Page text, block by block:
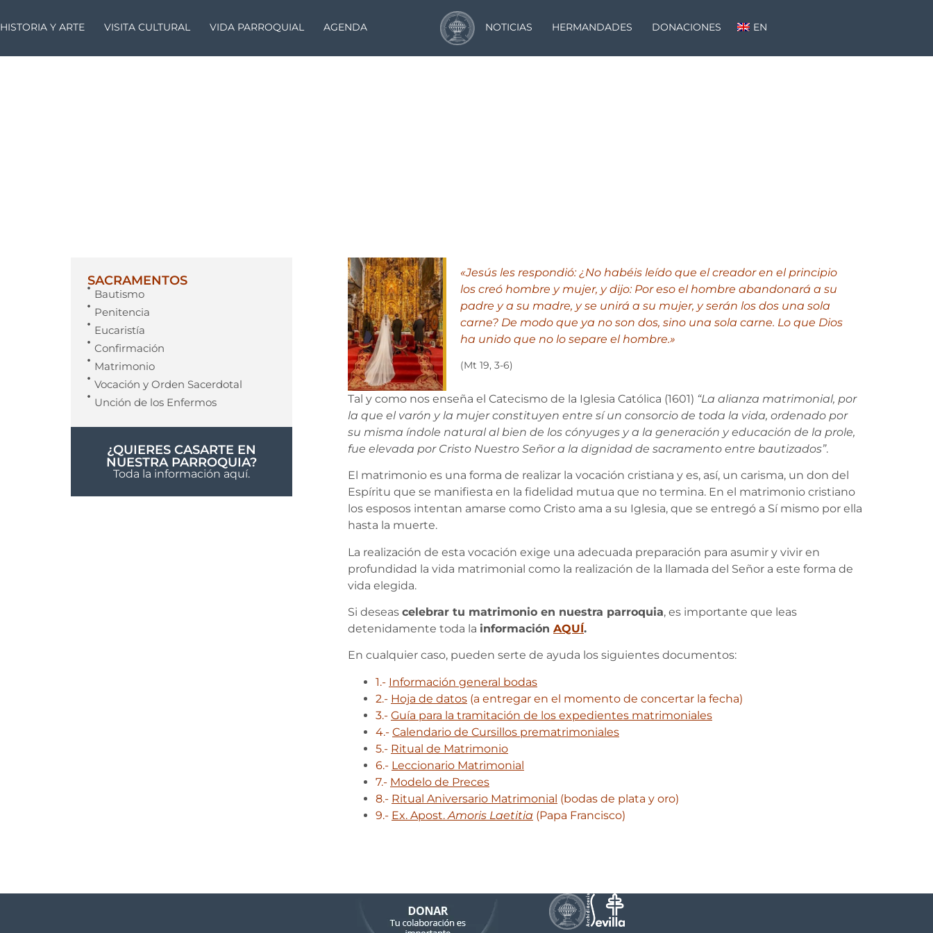
HISTORIA Y ARTE VISITA CULTURAL VIDA PARROQUIAL AGENDA NOTICIAS HERMANDADES DONACIONES EN
SACRAMENTOS
Bautismo
Penitencia
Eucaristía
Confirmación
Matrimonio
Vocación y Orden Sacerdotal
Unción de los Enfermos
¿QUIERES CASARTE EN
NUESTRA PARROQUIA?
Toda la información aquí.
«Jesús les respondió: ¿No habéis leído que el creador en el principio
los creó hombre y mujer, y dijo: Por eso el hombre abandonará a su
padre y a su madre, y se unirá a su mujer, y serán los dos una sola
carne? De modo que ya no son dos, sino una sola carne. Lo que Dios
ha unido que no lo separe el hombre.»
(Mt 19, 3-6)
Tal y como nos enseña el Catecismo de la Iglesia Católica (1601) “La alianza matrimonial, por
la que el varón y la mujer constituyen entre sí un consorcio de toda la vida, ordenado por
su misma índole natural al bien de los cónyuges y a la generación y educación de la prole,
fue elevada por Cristo Nuestro Señor a la dignidad de sacramento entre bautizados”.
El matrimonio es una forma de realizar la vocación cristiana y es, así, un carisma, un don del
Espíritu que se manifiesta en la fidelidad mutua que no termina. En el matrimonio cristiano
los esposos intentan amarse como Cristo ama a su Iglesia, que se entregó a Sí mismo por ella
hasta la muerte.
La realización de esta vocación exige una adecuada preparación para asumir y vivir en
profundidad la vida matrimonial como la realización de la llamada del Señor a este forma de
vida elegida.
Si deseas celebrar tu matrimonio en nuestra parroquia, es importante que leas
detenidamente toda la información AQUÍ.
En cualquier caso, pueden serte de ayuda los siguientes documentos:
1.- Información general bodas
2.- Hoja de datos (a entregar en el momento de concertar la fecha)
3.- Guía para la tramitación de los expedientes matrimoniales
4.- Calendario de Cursillos prematrimoniales
5.- Ritual de Matrimonio
6.- Leccionario Matrimonial
7.- Modelo de Preces
8.- Ritual Aniversario Matrimonial (bodas de plata y oro)
9.- Ex. Apost.Amoris Laetitia (Papa Francisco)